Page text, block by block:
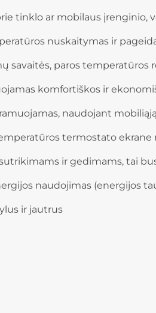
tinklo ar mobilaus įrenginio,
nuskaitymas ir
savaitės, paros temperatūros
komfortiškos ir
naudojant
termostato ekrane
ir gedimams, tai
naudojimas (energijos
ir jautrus